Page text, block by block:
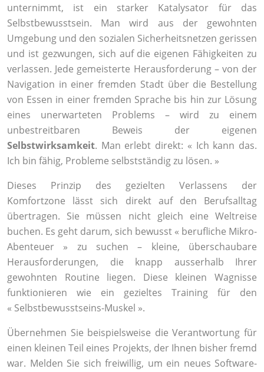
unternimmt, ist ein starker Katalysator für das
Selbstbewusstsein. Man wird aus der gewohnten
Umgebung und den sozialen Sicherheitsnetzen gerissen
und ist gezwungen, sich auf die eigenen Fähigkeiten zu
verlassen. Jede gemeisterte Herausforderung – von der
Navigation in einer fremden Stadt über die Bestellung
von Essen in einer fremden Sprache bis hin zur Lösung
eines unerwarteten Problems – wird zu einem
unbestreitbaren Beweis der eigenen
Selbstwirksamkeit. Man erlebt direkt: « Ich kann das.
Ich bin fähig, Probleme selbstständig zu lösen. »
Dieses Prinzip des gezielten Verlassens der
Komfortzone lässt sich direkt auf den Berufsalltag
übertragen. Sie müssen nicht gleich eine Weltreise
buchen. Es geht darum, sich bewusst « berufliche Mikro-
Abenteuer » zu suchen – kleine, überschaubare
Herausforderungen, die knapp ausserhalb Ihrer
gewohnten Routine liegen. Diese kleinen Wagnisse
funktionieren wie ein gezieltes Training für den
« Selbstbewusstseins-Muskel ».
Übernehmen Sie beispielsweise die Verantwortung für
einen kleinen Teil eines Projekts, der Ihnen bisher fremd
war. Melden Sie sich freiwillig, um ein neues Software-